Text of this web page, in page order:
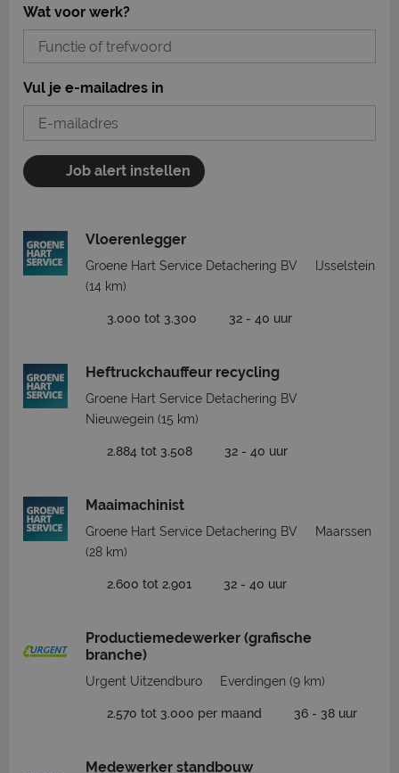
Wat voor werk?
Vul je e-mailadres in
Job alert instellen
Vloerenlegger
Groene Hart Service Detachering BV
IJsselstein
(14 km)
3.000 tot 3.300 32 - 40 uur
Heftruckchauffeur recycling
Groene Hart Service Detachering BV
Nieuwegein (15 km)
2.884 tot 3.508 32 - 40 uur
Maaimachinist
Groene Hart Service Detachering BV
Maarssen
(28 km)
2.600 tot 2.901 32 - 40 uur
Productiemedewerker (grafische
branche)
Urgent Uitzendburo Everdingen (9 km)
2.570 tot 3.000 per maand 36 - 38 uur
Medewerker standbouw